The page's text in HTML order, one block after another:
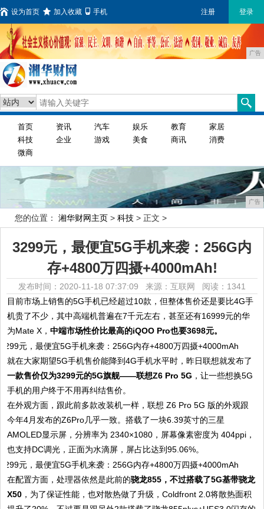
设为首页 加入收藏 手机 注册 登录
广告
首页 资讯 汽车 娱乐 教育
家居
科技
企业 游戏 美食 商讯
消费
微商
广告
您的位置： 湘华财网主页 > 科技 > 正文 >
3299元，最便宜5G手机来袭：256G内
存+4800万四摄+4000mAh!
发布时间：2020-11-18 07:37:09 来源：互联网 阅读：1341
目前市场上销售的5G手机已经超过10款，但整体售价还是要比4G手
机贵了不少，其中高端机普遍在7千元左右，甚至还有16999元的华
为Mate X，中端市场性价比最高的iQOO Pro也要3698元。
就在大家期望5G手机售价能降到4G手机水平时，昨日联想就发布了
一款售价仅为3299元的5G旗舰——联想Z6 Pro 5G ，让一些想换5G
手机的用户终于不用再纠结售价。
在外观方面，跟此前多款改装机一样，联想 Z6 Pro 5G 版的外观跟
今年4月发布的Z6Pro几乎一致。搭载了一块6.39英寸的三星
AMOLED显示屏，分辨率为 2340×1080，屏幕像素密度为 404ppi，
也支持DC调光，正面为水滴屏，屏占比达到95.06%。
在配置方面，处理器依然是此前的骁龙855，不过搭载了5G基带骁龙
X50 ，为了保证性能，也对散热做了升级，Coldfront 2.0将散热面积